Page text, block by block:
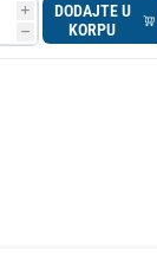
i
h
DODAJTE U
KORPU